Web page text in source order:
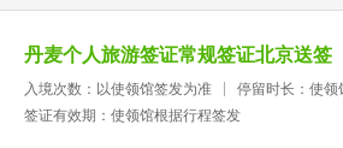
丹麦个人旅游签证常规签证北京送签
入境次数：以使领馆签发为准
停留时长：使领
签证有效期：使领馆根据行程签发